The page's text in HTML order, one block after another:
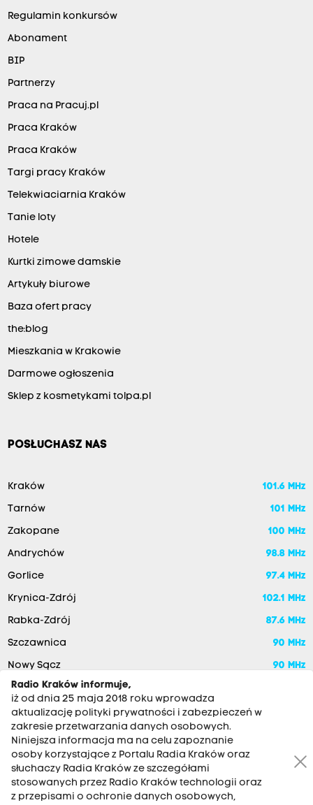
Regulamin konkursów
Abonament
BIP
Partnerzy
Praca na Pracuj.pl
Praca Kraków
Praca Kraków
Targi pracy Kraków
Telekwiaciarnia Kraków
Tanie loty
Hotele
Kurtki zimowe damskie
Artykuły biurowe
Baza ofert pracy
the:blog
Mieszkania w Krakowie
Darmowe ogłoszenia
Sklep z kosmetykami tolpa.pl
POSŁUCHASZ NAS
Kraków 101.6 MHz
Tarnów 101 MHz
Zakopane 100 MHz
Andrychów 98.8 MHz
Gorlice 97.4 MHz
Krynica-Zdrój 102.1 MHz
Rabka-Zdrój 87.6 MHz
Szczawnica 90 MHz
Nowy Sącz 90 MHz
RADIO KRAKÓW SA. Aleja Juliusza Słowackiego 22, 30-007
Radio Kraków informuje,
iż od dnia 25 maja 2018 roku wprowadza
aktualizację polityki prywatności i zabezpieczeń w
zakresie przetwarzania danych osobowych.
Niniejsza informacja ma na celu zapoznanie
osoby korzystające z Portalu Radia Kraków oraz
słuchaczy Radia Kraków ze szczegółami
stosowanych przez Radio Kraków technologii oraz
z przepisami o ochronie danych osobowych,